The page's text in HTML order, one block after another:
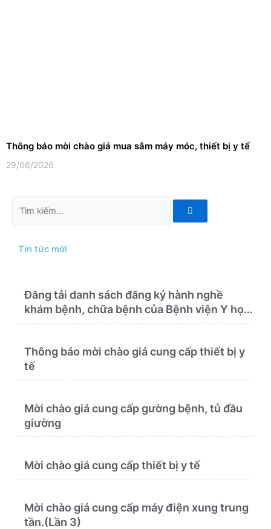
Thông báo mời chào giá mua sắm máy móc, thiết bị y tế
29/06/2026
kiếm
Tin tức mới
Đăng tải danh sách đăng ký hành nghề
khám bệnh, chữa bệnh của Bệnh viện Y học
cổ truyền và Phục hồi chức năng Quy Nhơn
Thông báo mời chào giá cung cấp thiết bị y
tế
Mời chào giá cung cấp gường bệnh, tủ đầu
giường
Mời chào giá cung cấp thiết bị y tế
Mời chào giá cung cấp máy điện xung trung
tần.(Lần 3)